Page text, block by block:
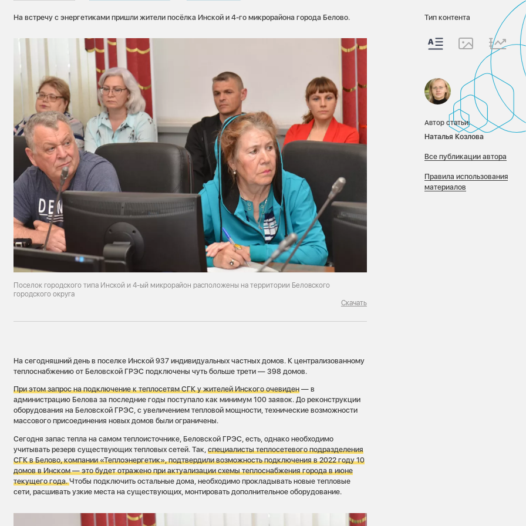
На встречу с энергетиками пришли жители посёлка Инской и 4-го микрорайона города Белово.
Поселок городского типа Инской и 4-ый микрорайон расположены на территории Беловского
городского округа
Скачать
На сегодняшний день в поселке Инской 937 индивидуальных частных домов. К централизованному
теплоснабжению от Беловской ГРЭС подключены чуть больше трети — 398 домов.
При этом запрос на подключение к теплосетям СГК у жителей Инского очевиден — в
администрацию Белова за последние годы поступало как минимум 100 заявок. До реконструкции
оборудования на Беловской ГРЭС, с увеличением тепловой мощности, технические возможности
массового присоединения новых домов были ограничены.
Сегодня запас тепла на самом теплоисточнике, Беловской ГРЭС, есть, однако необходимо
учитывать резерв существующих тепловых сетей. Так,специалисты теплосетевого подразделения
СГК в Белово, компании «Теплоэнергетик», подтвердили возможность подключения в 2022 году 10
домов в Инском — это будет отражено при актуализации схемы теплоснабжения города в июне
текущего года.Чтобы подключить остальные дома, необходимо прокладывать новые тепловые
сети, расшивать узкие места на существующих, монтировать дополнительное оборудование.
Тип контента
Автор статьи:
Наталья Козлова
Все публикации автора
Правила использования
материалов